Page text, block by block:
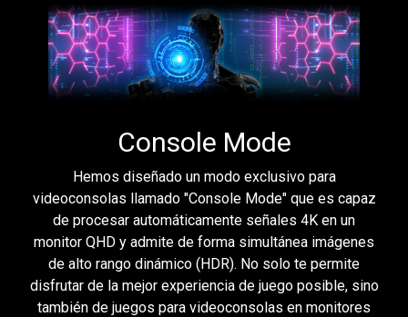
Console Mode
Hemos diseñado un modo exclusivo para
videoconsolas llamado "Console Mode" que es capaz
de procesar automáticamente señales 4K en un
monitor QHD y admite de forma simultánea imágenes
de alto rango dinámico (HDR). No solo te permite
disfrutar de la mejor experiencia de juego posible, sino
también de juegos para videoconsolas en monitores